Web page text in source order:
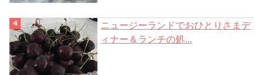
ニュージーランドでおひとりさまデ
ィナー＆ランチの処...